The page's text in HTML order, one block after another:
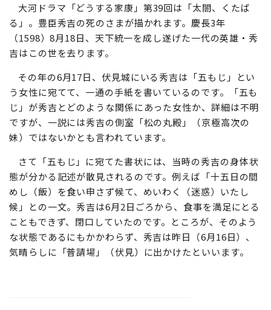
大河ドラマ「どうする家康」第39回は「太閤、くたば
る」。豊臣秀吉の死のさまが描かれます。慶長3年
（1598）8月18日、天下統一を成し遂げた一代の英雄・秀
吉はこの世を去ります。
その年の6月17日、伏見城にいる秀吉は「五もじ」とい
う女性に宛てて、一通の手紙を書いているのです。「五も
じ」が秀吉とどのような関係にあった女性か、詳細は不明
ですが、一説には秀吉の側室「松の丸殿」（京極高次の
妹）ではないかとも言われています。
さて「五もじ」に宛てた書状には、当時の秀吉の身体状
態が分かる記述が散見されるのです。例えば「十五日の間
めし（飯）を食い申さず候て、めいわく（迷惑）いたし
候」との一文。秀吉は6月2日ごろから、食事を満足にとる
こともできず、閉口していたのです。ところが、そのよう
な状態であるにもかかわらず、秀吉は昨日（6月16日）、
気晴らしに「普請場」（伏見）に出かけたといいます。